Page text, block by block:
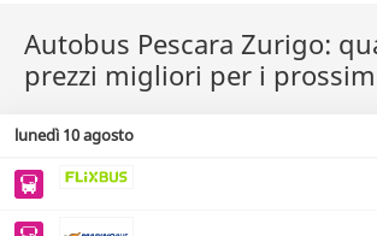
Autobus Pescara Zurigo:
prezzi migliori per i
lunedì 10 agosto